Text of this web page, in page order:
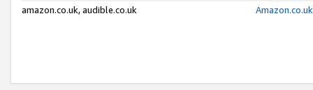
amazon.co.uk, audible.co.uk